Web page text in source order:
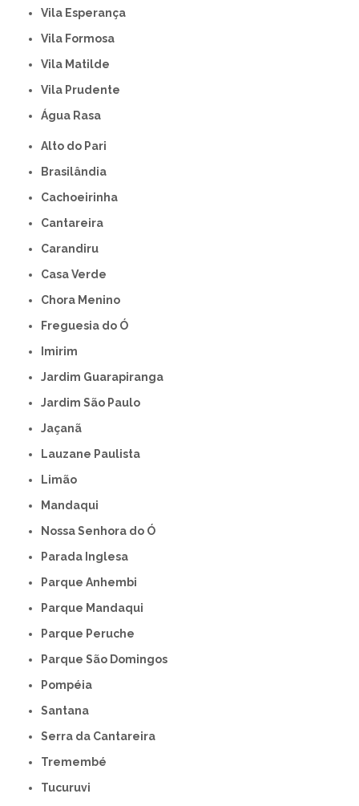
Vila Esperança
Vila Formosa
Vila Matilde
Vila Prudente
Água Rasa
Alto do Pari
Brasilândia
Cachoeirinha
Cantareira
Carandiru
Casa Verde
Chora Menino
Freguesia do Ó
Imirim
Jardim Guarapiranga
Jardim São Paulo
Jaçanã
Lauzane Paulista
Limão
Mandaqui
Nossa Senhora do Ó
Parada Inglesa
Parque Anhembi
Parque Mandaqui
Parque Peruche
Parque São Domingos
Pompéia
Santana
Serra da Cantareira
Tremembé
Tucuruvi